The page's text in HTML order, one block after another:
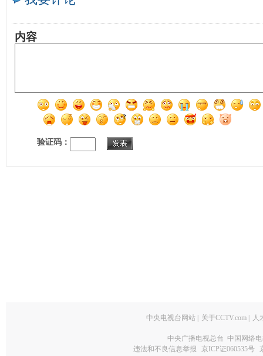
内容
验证码：
中央电视台网站 关于CCTV.com 人
中央广播电视总台 中国网络
违法和不良信息举报
京ICP证060535号